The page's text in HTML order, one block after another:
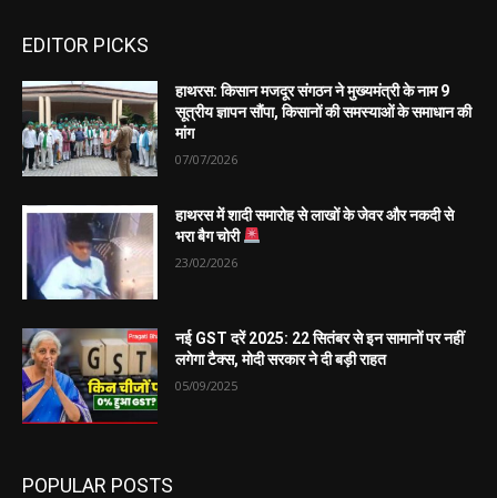
EDITOR PICKS
हाथरस: किसान मजदूर संगठन ने मुख्यमंत्री के नाम 9
सूत्रीय ज्ञापन सौंपा, किसानों की समस्याओं के समाधान की
मांग
07/07/2026
हाथरस में शादी समारोह से लाखों के जेवर और नकदी से
भरा बैग चोरी
23/02/2026
नई GST दरें 2025: 22 सितंबर से इन सामानों पर नहीं
लगेगा टैक्स, मोदी सरकार ने दी बड़ी राहत
05/09/2025
POPULAR POSTS